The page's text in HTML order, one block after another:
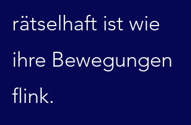
rätselhaft ist wie
ihre Bewegungen
flink.